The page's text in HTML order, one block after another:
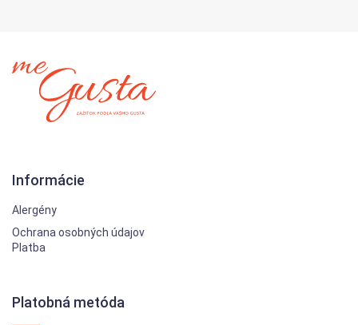
Informácie
Alergény
Ochrana osobných údajov
Platba
Platobná metóda